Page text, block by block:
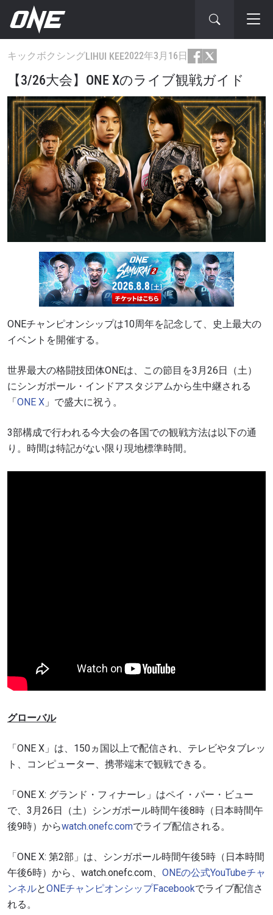
キックボクシングLIHUI KEE2022年3月16日
【3/26大会】ONE Xのライブ観戦ガイド
ONEチャンピオンシップは10周年を記念して、史上最大の
イベントを開催する。
世界最大の格闘技団体ONEは、この節目を3月26日（土）
にシンガポール・インドアスタジアムから生中継される
「ONE X 」で盛大に祝う。
3部構成で行われる今大会の各国での観戦方法は以下の通
り。時間は特記がない限り現地標準時間。
グローバル
「ONE X」は、150ヵ国以上で配信され、テレビやタブレッ
ト、コンピューター、携帯端末で観戦できる。
「ONE X: グランド・フィナーレ」はペイ・パー・ビュー
で、3月26日（土）シンガポール時間午後8時（日本時間午
後9時）からwatch.onefc.comでライブ配信される。
「ONE X: 第2部」は、シンガポール時間午後5時（日本時間
午後6時）から、watch.onefc.com、 ONEの公式YouTubeチャ
ンネルとONEチャンピオンシップFacebookでライブ配信さ
れる。